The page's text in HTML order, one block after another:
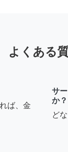
よくある
ば、金
サ
か？
ど